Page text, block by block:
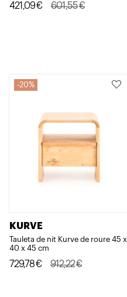
601,55€
El
421,09€
El
20%
KURVE
Tauleta de nit Kurve de roure 45 x
40 x 45 cm
912,22€
El
729,78€
El